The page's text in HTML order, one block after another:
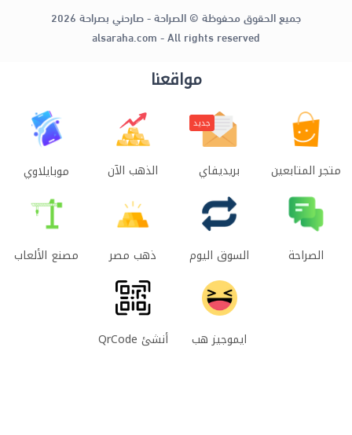
جميع الحقوق محفوظة © الصراحة - صارحني بصراحة 2026
alsaraha.com - All rights reserved